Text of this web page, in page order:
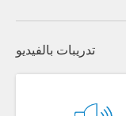
تدريبات بالفيديو